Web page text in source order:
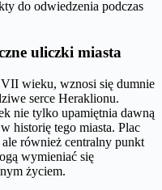
do odwiedzenia podczas
uliczki miasta
wieku, wznosi się dumnie
serce Heraklionu.
nie tylko upamiętnia dawną
historię tego miasta. Plac
również centralny punkt
wymieniać się
życiem.